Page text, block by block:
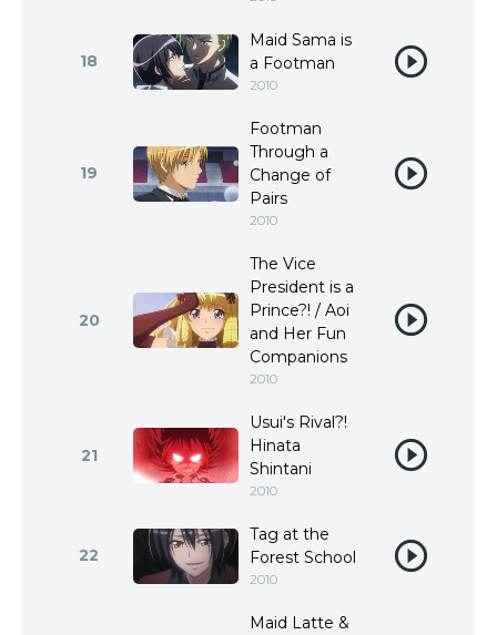
18
Maid Sama is
a Footman
2010
19
Footman
Through a
Change of
Pairs
2010
20
The Vice
President is a
Prince?! / Aoi
and Her Fun
Companions
2010
21
Usui's Rival?!
Hinata
Shintani
2010
22
Tag at the
Forest School
2010
Maid Latte &